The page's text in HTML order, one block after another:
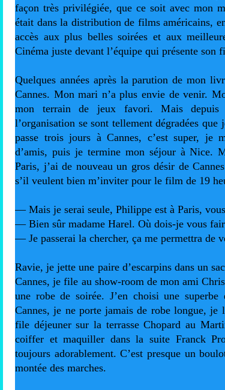
façon très privilégiée, que ce soit avec mon
était dans la distribution de films américains,
accès aux plus belles soirées et aux
Cinéma juste devant l’équipe qui présente son
Quelques années après la parution de mon
Cannes. Mon mari n’a plus envie de venir.
mon terrain de jeux favori. Mais depuis
l’organisation se sont tellement dégradées
passe trois jours à Cannes, c’est super, je
d’amis, puis je termine mon séjour à Nice.
Paris, j’ai de nouveau un gros désir de
s’il veulent bien m’inviter pour le film de 19
— Mais je serai seule, Philippe est à Paris,
— Bien sûr madame Harel. Où dois-je vous
— Je passerai la chercher, ça me permettra de
Ravie, je jette une paire d’escarpins dans un
Cannes, je file au show-room de mon ami
une robe de soirée. J’en choisi une
Cannes, je ne porte jamais de robe longue, je
file déjeuner sur la terrasse Chopard au
coiffer et maquiller dans la suite Franck
toujours adorablement. C’est presque un
montée des marches.